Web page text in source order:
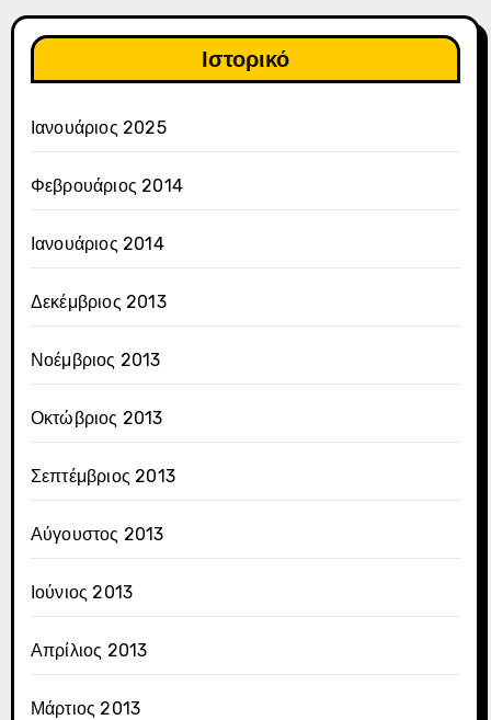
Ιστορικό
Ιανουάριος 2025
Φεβρουάριος 2014
Ιανουάριος 2014
Δεκέμβριος 2013
Νοέμβριος 2013
Οκτώβριος 2013
Σεπτέμβριος 2013
Αύγουστος 2013
Ιούνιος 2013
Απρίλιος 2013
Μάρτιος 2013